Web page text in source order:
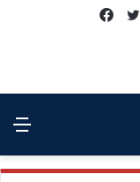
يوتيوبتويتر